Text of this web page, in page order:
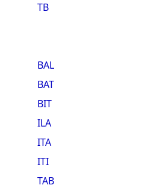
TB
BAL
BAT
BIT
ILA
ITA
ITI
TAB